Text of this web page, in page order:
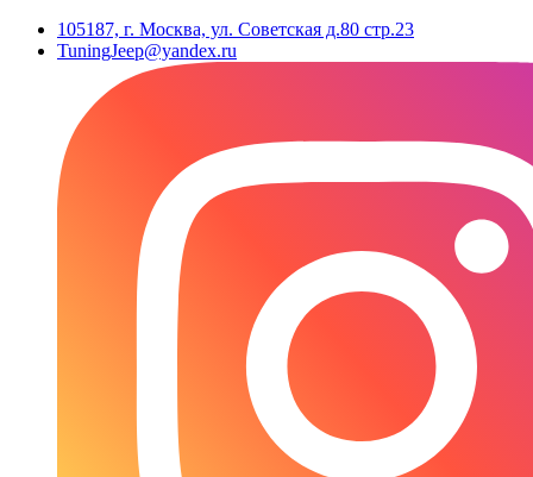
105187, г. Москва, ул. Советская д.80 стр.23
TuningJeep@yandex.ru